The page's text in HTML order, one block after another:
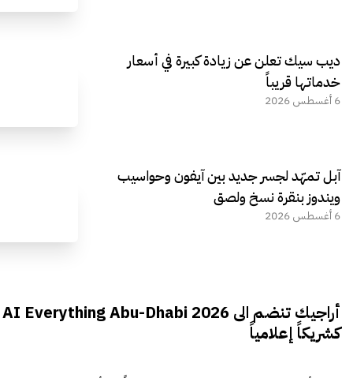
ديب سيك تعلن عن زيادة كبيرة في أسعار
خدماتها قريباً
6 أغسطس 2026
آبل تمهّد لجسر جديد بين آيفون وحواسيب
ويندوز بنقرة نسخ ولصق
6 أغسطس 2026
أراجيك تنضم الى AI Everything Abu-Dhabi 2026
كشريكاً إعلامياً